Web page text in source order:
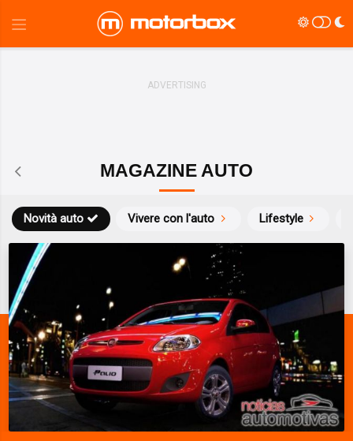
MAGAZINE AUTO
Novità auto Vivere con l'auto Lifestyle